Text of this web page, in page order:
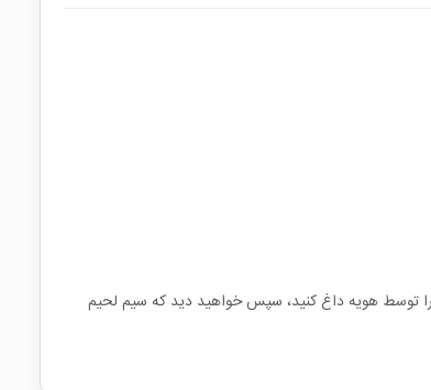
را توسط هویه داغ کنید، سپس خواهید دید که سیم لحیم